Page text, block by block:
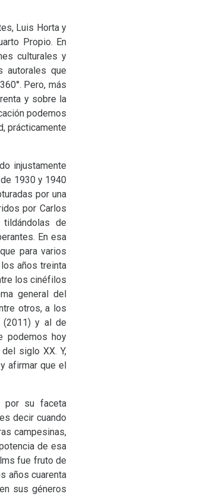
Luis Horta y
Propio. En
culturales y
autorales que
Pero, más
y sobre la
podemos
prácticamente
injustamente
1930 y 1940
por una
por Carlos
de
En esa
para varios
años treinta
los cinéfilos
general del
otros, a los
(2011) y al de
podemos hoy
del sigloXX. Y,
afirmar que el
por su faceta
decir cuando
campesinas,
de esa
fue fruto de
años cuarenta
sus géneros